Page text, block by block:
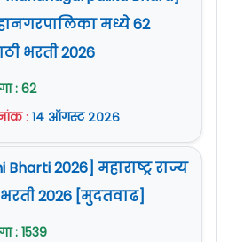
मध्ये 62
भरती 2026
: 62
: १४ ऑगस्ट २०२६
Bharti 2026] महाराष्ट्र राज्य
2026 [मुदतवाढ]
: 1539